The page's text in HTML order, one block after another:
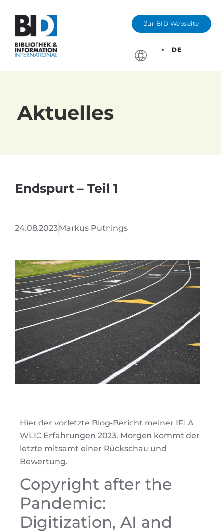
Zur BID Webseite
DE
Aktuelles
Endspurt – Teil 1
24.08.2023Markus Putnings
Hier der vorletzte Blog-Bericht meiner IFLA
WLIC Erfahrungen 2023. Morgen kommt der
letzte mitsamt einer Rückschau und
Bewertung.
Copyright after the
Pandemic:
Digitization, AI and